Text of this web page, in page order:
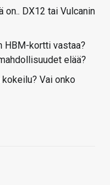
on.. DX12 tai Vulcanin
HBM-kortti vastaa?
elää?
Vai onko